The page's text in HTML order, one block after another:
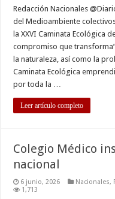
Redacción Nacionales
del Medioambiente
la XXVI Caminata Ecológica
compromiso que
la naturaleza, así como la
Caminata Ecológica
por toda la …
Leer artículo completo
Colegio Médico
nacional
6 junio, 2026 Nacionales,
1,713